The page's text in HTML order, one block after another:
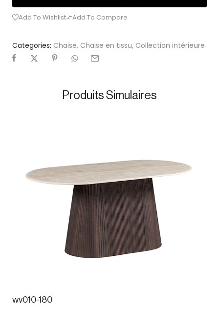
Add To Wishlist Add To Compare
Categories: Chaise, Chaise en tissu, Collection intérieure
Produits Simulaires
wv010-180